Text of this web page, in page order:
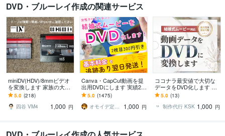
DVD・ブルーレイ作成の関連サービス
miniDV(HDV)/8mmビデオ
を変換します 家族の大事
な映像記録をまた見れる
ようにしたい方へ
5.0 (218)
四谷 VM4
1,000 円
Canva・CapCut動画を提
出用DVDにします 実績2,0
00件｜式場上映対応DVD
化 女性スタッフが対
応！
5.0 (1475)
オモイデ定期便＊SORA
1,000 円
ココナラ最安値で大切な
データをDVD化します 丁
寧なサービスで安心！結
婚式DVDも対応いたしま
す
5.0 (13)
制作代行 KSK 1,000 円